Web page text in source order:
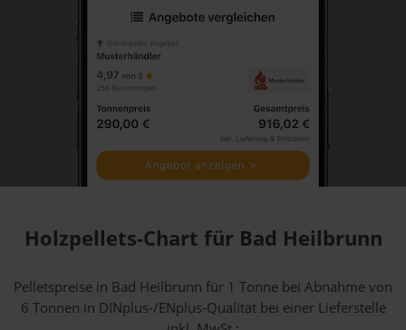
Holzpellets-Chart für Bad Heilbrunn
Pelletspreise in Bad Heilbrunn für 1 Tonne bei Abnahmevon
6 Tonnen in DINplus-/ENplus-Qualität bei einer Lieferstelle